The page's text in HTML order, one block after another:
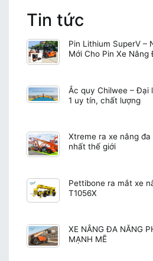
Tin tức
Pin Lithium SuperV –
Mới Cho Pin Xe Nâng
Ắc quy Chilwee – Đại
1 uy tín, chất lượng
Xtreme ra xe nâng
nhất thế giới
Pettibone ra mắt xe
T1056X
XE NÂNG ĐA NĂNG
MẠNH MẼ